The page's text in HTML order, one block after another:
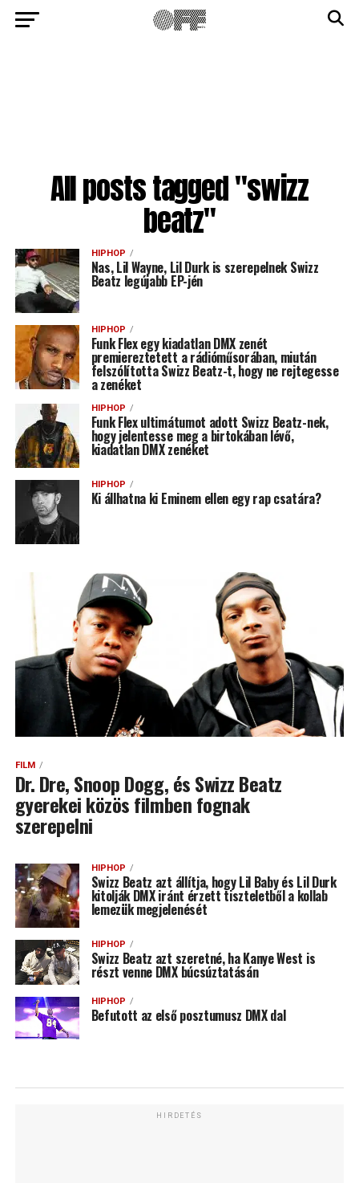
All posts tagged "swizz
beatz"
HIPHOP
Nas, Lil Wayne, Lil Durk is szerepelnek Swizz
Beatz legújabb EP-jén
HIPHOP
Funk Flex egy kiadatlan DMX zenét
premiereztetett a rádióműsorában, miután
felszólította Swizz Beatz-t, hogy ne rejtegesse
a zenéket
HIPHOP
Funk Flex ultimátumot adott Swizz Beatz-nek,
hogy jelentesse meg a birtokában lévő,
kiadatlan DMX zenéket
HIPHOP
Ki állhatna ki Eminem ellen egy rap csatára?
FILM
Dr. Dre, Snoop Dogg, és Swizz Beatz
gyerekei közös filmben fognak
szerepelni
HIPHOP
Swizz Beatz azt állítja, hogy Lil Baby és Lil Durk
kitolják DMX iránt érzett tiszteletből a kollab
lemezük megjelenését
HIPHOP
Swizz Beatz azt szeretné, ha Kanye West is
részt venne DMX búcsúztatásán
HIPHOP
Befutott az első posztumusz DMX dal
HIRDETÉS